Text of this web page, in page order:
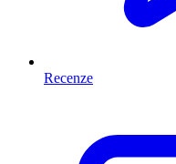
Recenze